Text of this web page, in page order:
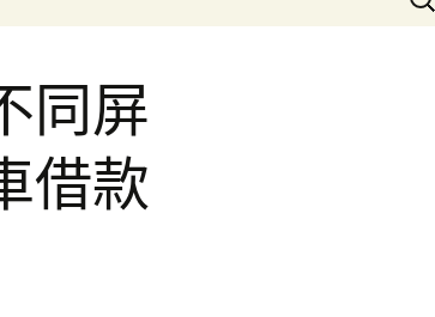
尋
同屏
借款